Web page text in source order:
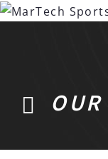
OUR